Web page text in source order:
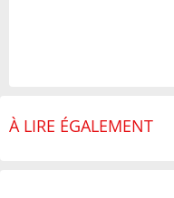
À LIRE ÉGALEMENT